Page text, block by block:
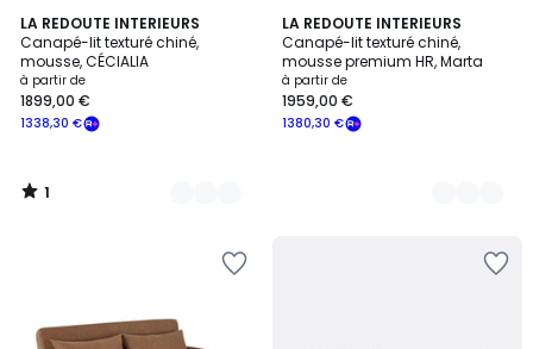
LA REDOUTE INTERIEURS
Canapé-lit texturé chiné,
mousse, CÉCIALIA
à partir de
1338,30 €
1899,00 €
1
/
5
2
Couleurs
1
/
LA REDOUTE INTERIEURS
Canapé-lit texturé chiné,
mousse premium HR, Marta
à partir de
1380,30 €
1959,00 €
3
Couleurs